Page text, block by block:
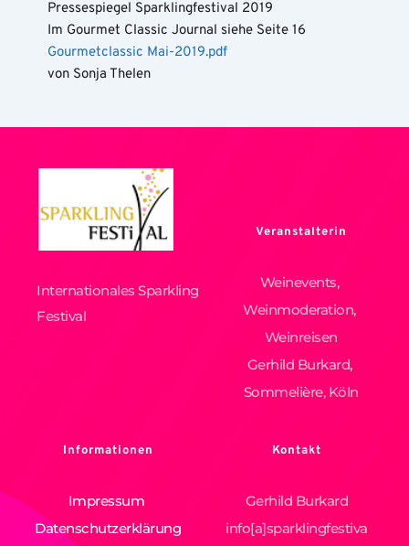
Pressespiegel Sparklingfestival 2019
Im Gourmet Classic Journal siehe Seite 16
Gourmetclassic Mai-2019.pdf
von Sonja Thelen
Internationales Sparkling
Festival
Veranstalterin
Weinevents,
Weinmoderation,
Weinreisen
Gerhild Burkard,
Sommelière, Köln
Informationen
Impressum
Datenschutzerklärung
Kontakt
Gerhild Burkard
info[a]sparklingfestiva